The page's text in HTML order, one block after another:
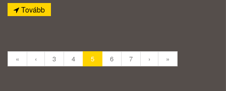
Tovább
« ‹ 3 4 5 6 7 › »